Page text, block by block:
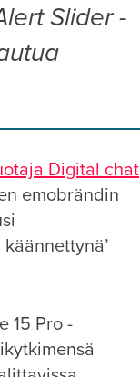
Slider -
Digital chat
emobrändin
15 Pro -